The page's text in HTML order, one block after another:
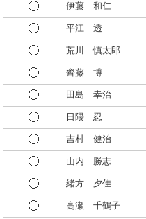
伊藤 和仁
平江 透
荒川 慎太郎
齊藤 博
田島 幸治
日隈 忍
吉村 健治
山内 勝志
緒方 夕佳
高瀬 千鶴子